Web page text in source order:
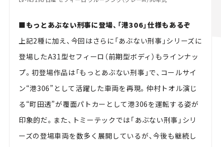
■もっとあぶない刑事に登場、「港306」仕様もあるぞ
上記2種に加え、今回はさらに「あぶない刑事」シリーズに
登場したA31型セフィーロ（前期型ボディ）もラインナッ
プ。初登場作品は「もっとあぶない刑事」で、コールサイ
ン“港306”として活躍した車両を再現。仲村トオル演じ
る“町田透”が覆面パトカーとして港306を運転する姿が
印象的だ。また、トミーテックでは「あぶない刑事」シリ
ーズの登場車両を数多く展開しているが、今後も継続し